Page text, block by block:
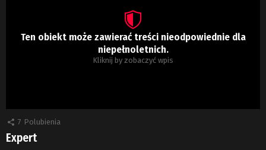
Ten obiekt może zawierać treści nieodpowiednie dla
niepełnoletnich.
Kliknij by zobaczyć wpis
7 Polubienia
Expert